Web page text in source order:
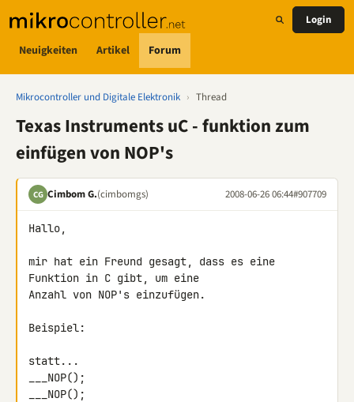
Neuigkeiten Artikel Forum
Login
Mikrocontroller und Digitale Elektronik › Thread
Texas Instruments uC - funktion zum
einfügen von NOP's
CG Cimbom G.(cimbomgs) 2008-06-26 06:44#907709
Hallo,
mir hat ein Freund gesagt, dass es eine
Funktion in C gibt, um eine
Anzahl von NOP's einzufügen.
Beispiel:
statt...
___NOP();
___NOP();